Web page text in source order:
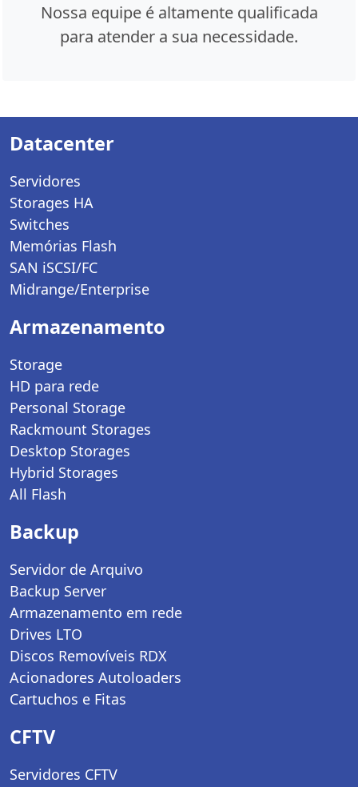
Nossa equipe é altamente qualificada
para atender a sua necessidade.
Datacenter
Servidores
Storages HA
Switches
Memórias Flash
SAN iSCSI/FC
Midrange/Enterprise
Armazenamento
Storage
HD para rede
Personal Storage
Rackmount Storages
Desktop Storages
Hybrid Storages
All Flash
Backup
Servidor de Arquivo
Backup Server
Armazenamento em rede
Drives LTO
Discos Removíveis RDX
Acionadores Autoloaders
Cartuchos e Fitas
CFTV
Servidores CFTV